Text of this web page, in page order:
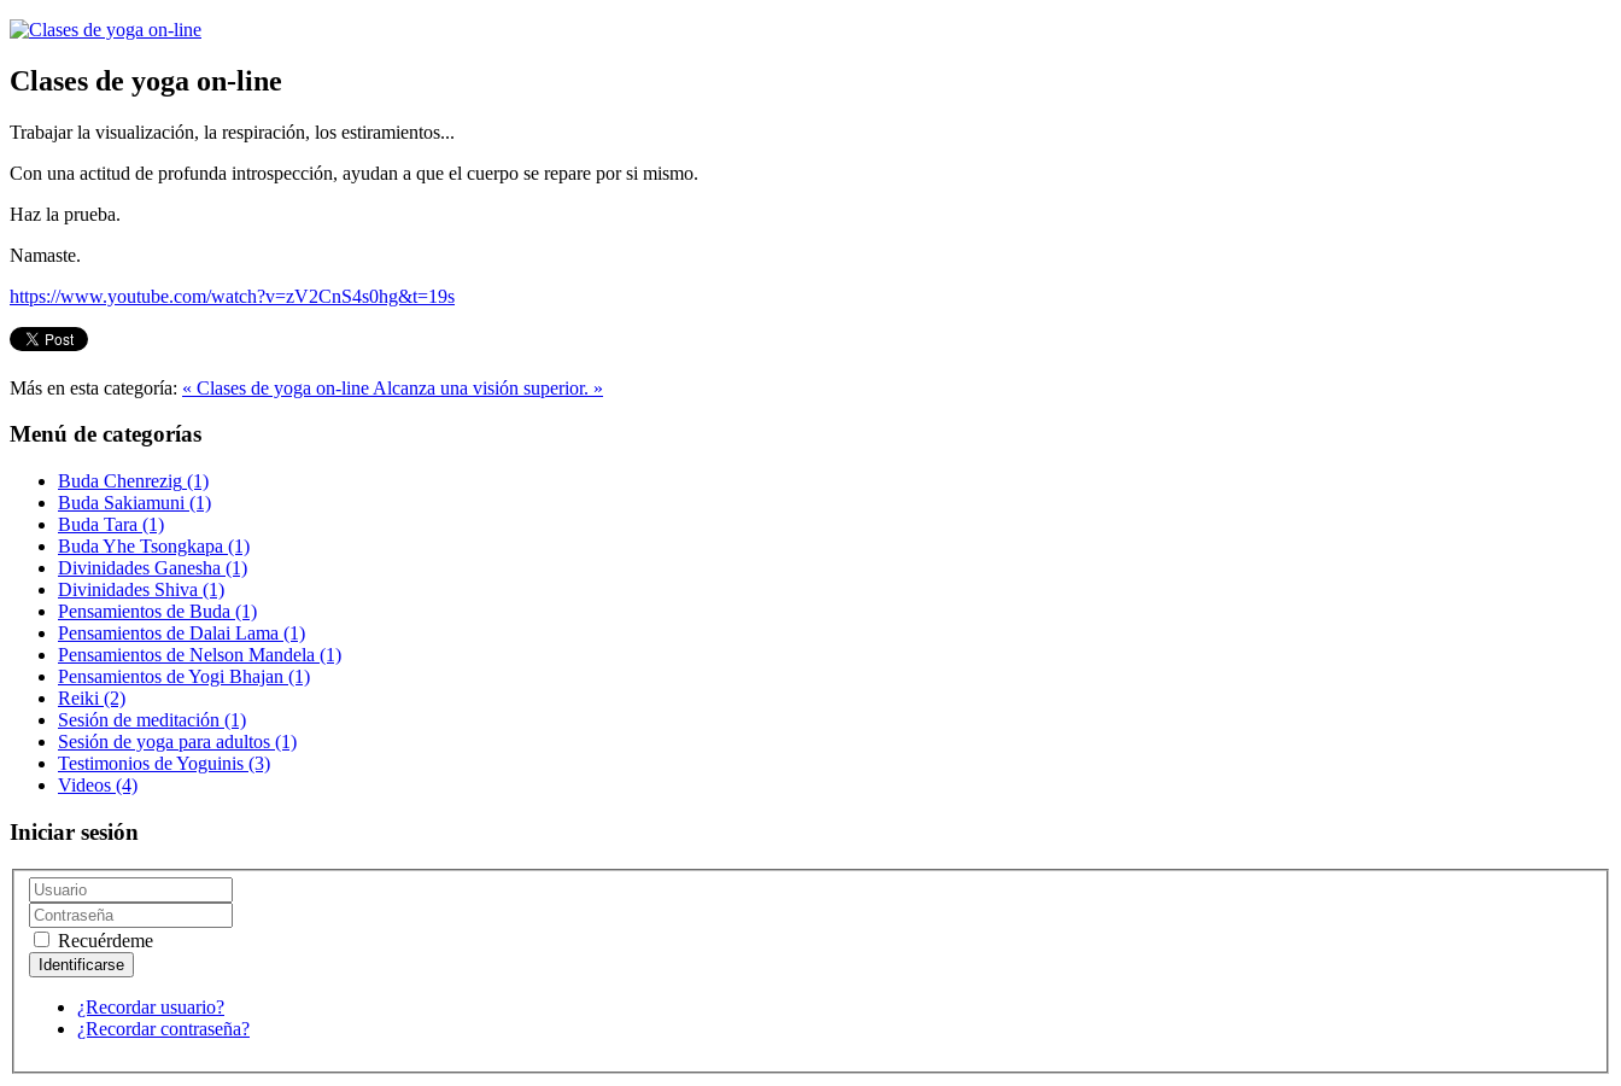
Clases de yoga on-line
Trabajar la visualización, la respiración, los estiramientos...
Con una actitud de profunda introspección, ayudan a que el cuerpo se repare por si mismo.
Haz la prueba.
Namaste.
https://www.youtube.com/watch?v=zV2CnS4s0hg&t=19s
Más en esta categoría: « Clases de yoga on-line Alcanza una visión superior. »
Menú de categorías
Buda Chenrezig (1)
Buda Sakiamuni (1)
Buda Tara (1)
Buda Yhe Tsongkapa (1)
Divinidades Ganesha (1)
Divinidades Shiva (1)
Pensamientos de Buda (1)
Pensamientos de Dalai Lama (1)
Pensamientos de Nelson Mandela (1)
Pensamientos de Yogi Bhajan (1)
Reiki (2)
Sesión de meditación (1)
Sesión de yoga para adultos (1)
Testimonios de Yoguinis (3)
Videos (4)
Iniciar sesión
Recuérdeme
¿Recordar usuario?
¿Recordar contraseña?